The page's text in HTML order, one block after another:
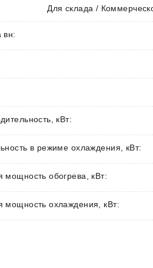
Для склада /
вн:
кВт:
в режиме охлаждения, кВт:
мощность обогрева, кВт:
мощность охлаждения, кВт: